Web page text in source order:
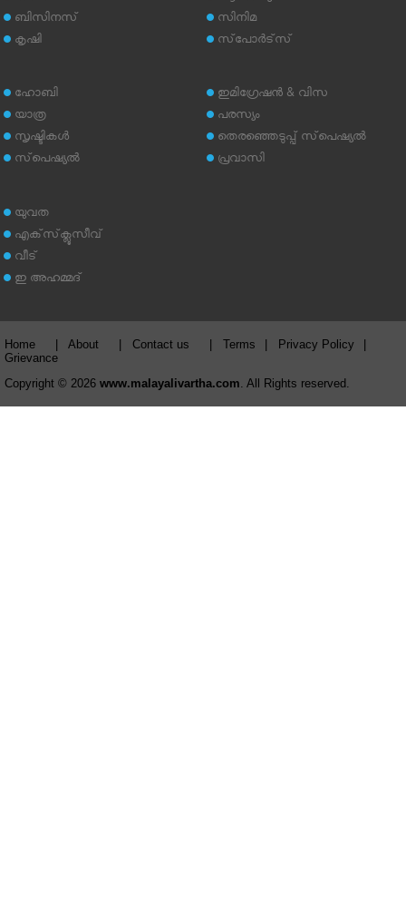
ബിസിനസ്
കൃഷി
സിനിമ
സ്‌പോര്‍ട്‌സ്
ഹോബി
യാത്ര
സൃഷ്ടികള്‍
സ്‌പെഷ്യല്‍
ഇമിഗ്രേഷന്‍ & വിസ
പരസ്യം
തെരഞ്ഞെടുപ്പ് സ്‌പെഷ്യല്‍
പ്രവാസി
യുവത
എക്‌സ്‌ക്ലൂസീവ്
വീട്
ഇ അഹമ്മദ്‌
Home About Contact us Terms Privacy Policy
Grievance
Copyright © 2026 www.malayalivartha.com . All Rights reserved.